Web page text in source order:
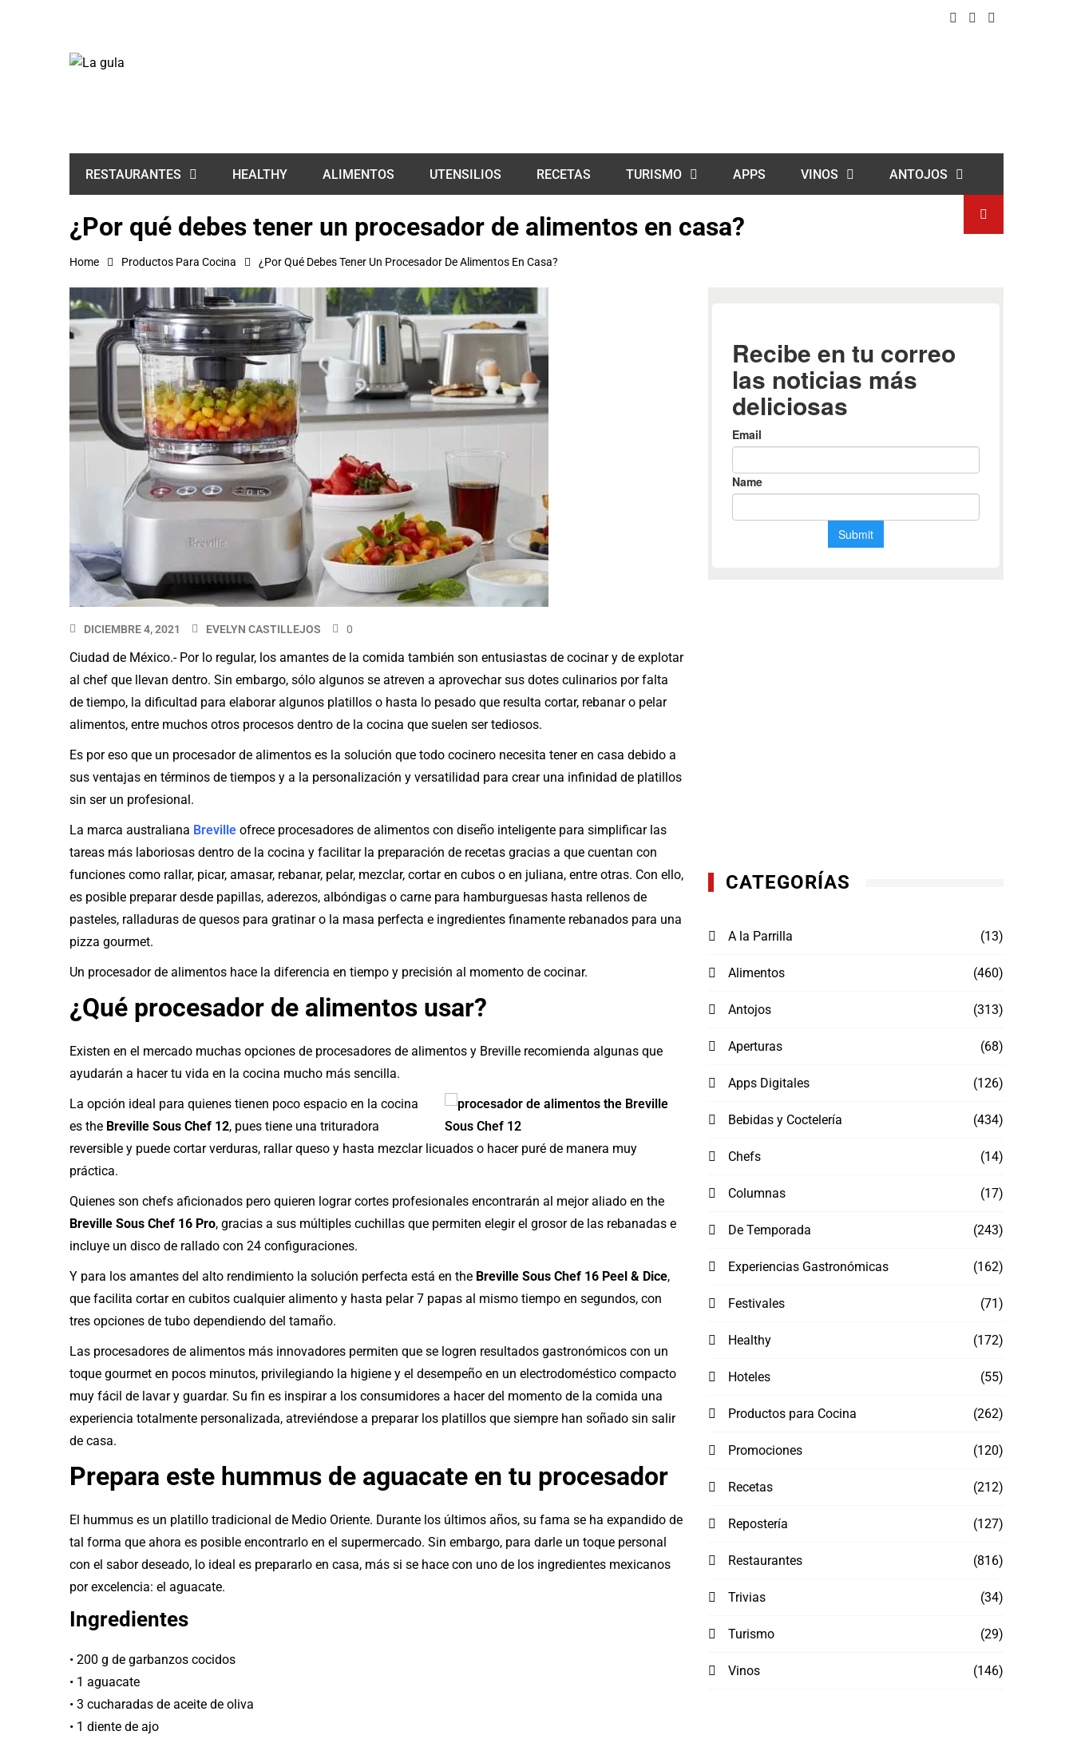
RESTAURANTES HEALTHY ALIMENTOS UTENSILIOS RECETAS TURISMO APPS VINOS ANTOJOS
¿Por qué debes tener un procesador de alimentos en casa?
Home Productos Para Cocina ¿Por Qué Debes Tener Un Procesador De Alimentos En Casa?
DICIEMBRE 4, 2021 EVELYN CASTILLEJOS 0
Ciudad de México.- Por lo regular, los amantes de la comida también son entusiastas de cocinar y de explotar
al chef que llevan dentro. Sin embargo, sólo algunos se atreven a aprovechar sus dotes culinarios por falta
de tiempo, la dificultad para elaborar algunos platillos o hasta lo pesado que resulta cortar, rebanar o pelar
alimentos, entre muchos otros procesos dentro de la cocina que suelen ser tediosos.
Es por eso que un procesador de alimentos es la solución que todo cocinero necesita tener en casa debido a
sus ventajas en términos de tiempos y a la personalización y versatilidad para crear una infinidad de platillos
sin ser un profesional.
La marca australiana Breville ofrece procesadores de alimentos con diseño inteligente para simplificar las
tareas más laboriosas dentro de la cocina y facilitar la preparación de recetas gracias a que cuentan con
funciones como rallar, picar, amasar, rebanar, pelar, mezclar, cortar en cubos o en juliana, entre otras. Con ello,
es posible preparar desde papillas, aderezos, albóndigas o carne para hamburguesas hasta rellenos de
pasteles, ralladuras de quesos para gratinar o la masa perfecta e ingredientes finamente rebanados para una
pizza gourmet.
Un procesador de alimentos hace la diferencia en tiempo y precisión al momento de cocinar.
¿Qué procesador de alimentos usar?
Existen en el mercado muchas opciones de procesadores de alimentos y Breville recomienda algunas que
ayudarán a hacer tu vida en la cocina mucho más sencilla.
La opción ideal para quienes tienen poco espacio en la cocina
es the Breville Sous Chef 12, pues tiene una trituradora
reversible y puede cortar verduras, rallar queso y hasta mezclar licuados o hacer puré de manera muy
práctica.
Quienes son chefs aficionados pero quieren lograr cortes profesionales encontrarán al mejor aliado en the
Breville Sous Chef 16 Pro, gracias a sus múltiples cuchillas que permiten elegir el grosor de las rebanadas e
incluye un disco de rallado con 24 configuraciones.
Y para los amantes del alto rendimiento la solución perfecta está en the Breville Sous Chef 16 Peel & Dice,
que facilita cortar en cubitos cualquier alimento y hasta pelar 7 papas al mismo tiempo en segundos, con
tres opciones de tubo dependiendo del tamaño.
Las procesadores de alimentos más innovadores permiten que se logren resultados gastronómicos con un
toque gourmet en pocos minutos, privilegiando la higiene y el desempeño en un electrodoméstico compacto
muy fácil de lavar y guardar. Su fin es inspirar a los consumidores a hacer del momento de la comida una
experiencia totalmente personalizada, atreviéndose a preparar los platillos que siempre han soñado sin salir
de casa.
Prepara este hummus de aguacate en tu procesador
El hummus es un platillo tradicional de Medio Oriente. Durante los últimos años, su fama se ha expandido de
tal forma que ahora es posible encontrarlo en el supermercado. Sin embargo, para darle un toque personal
con el sabor deseado, lo ideal es prepararlo en casa, más si se hace con uno de los ingredientes mexicanos
por excelencia: el aguacate.
Ingredientes
• 200 g de garbanzos cocidos
• 1 aguacate
• 3 cucharadas de aceite de oliva
• 1 diente de ajo
CATEGORÍAS
A la Parrilla (13)
Alimentos (460)
Antojos (313)
Aperturas (68)
Apps Digitales (126)
Bebidas y Coctelería (434)
Chefs (14)
Columnas (17)
De Temporada (243)
Experiencias Gastronómicas (162)
Festivales (71)
Healthy (172)
Hoteles (55)
Productos para Cocina (262)
Promociones (120)
Recetas (212)
Repostería (127)
Restaurantes (816)
Trivias (34)
Turismo (29)
Vinos (146)